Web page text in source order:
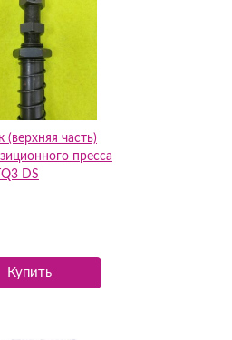
(верхняя часть)
пресса
DS
Купить